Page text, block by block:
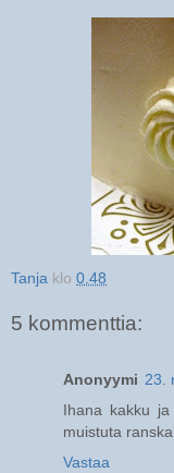
Tanja klo 0.48
5 kommenttia:
Anonyymi 23.
Ihana kakku
muistuta
Vastaa